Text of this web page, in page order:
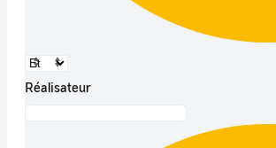
Réalisateur